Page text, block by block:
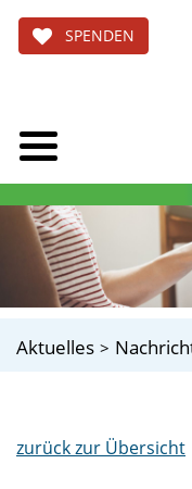
SPENDEN
Aktuelles
zurück zur Übersicht